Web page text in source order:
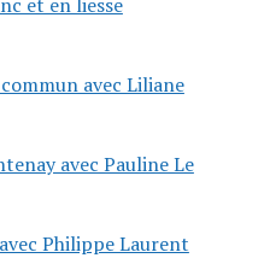
avec Liliane
avec Pauline Le
Philippe Laurent